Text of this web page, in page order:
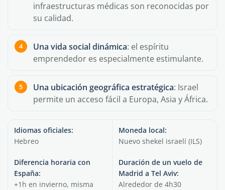
infraestructuras médicas son reconocidas por
su calidad.
Una vida social dinámica: el espíritu
emprendedor es especialmente estimulante.
Una ubicación geográfica estratégica: Israel
permite un acceso fácil a Europa, Asia y África.
Idiomas oficiales:
Hebreo
Moneda local:
Nuevo shekel israelí (ILS)
Diferencia horaria con
España:
+1h en invierno, misma
Duración de un vuelo de
Madrid a Tel Aviv:
Alrededor de 4h30